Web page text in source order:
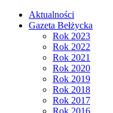
Aktualności
Gazeta Bełżycka
Rok 2023
Rok 2022
Rok 2021
Rok 2020
Rok 2019
Rok 2018
Rok 2017
Rok 2016